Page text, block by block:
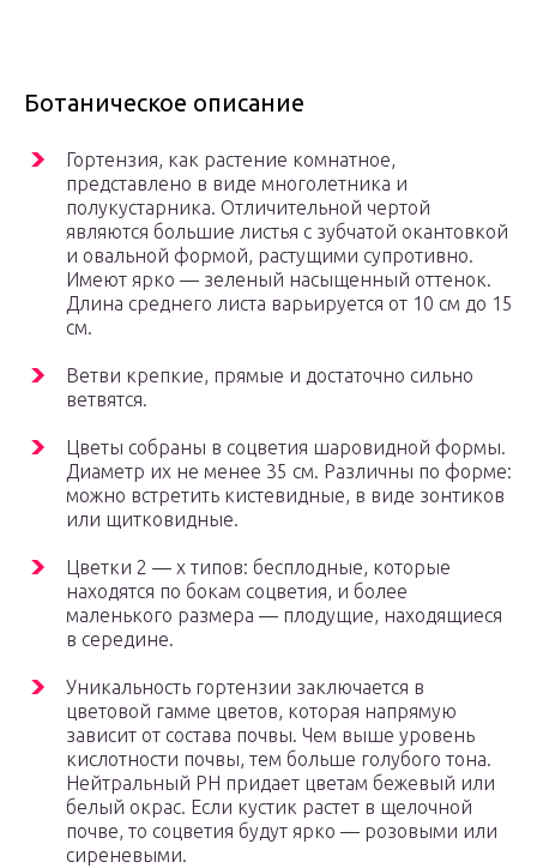
Ботаническое описание
Гортензия, как растение комнатное,
представлено в виде многолетника и
полукустарника. Отличительной чертой
являются большие листья с зубчатой окантовкой
и овальной формой, растущими супротивно.
Имеют ярко — зеленый насыщенный оттенок.
Длина среднего листа варьируется от 10 см до 15
см.
Ветви крепкие, прямые и достаточно сильно
ветвятся.
Цветы собраны в соцветия шаровидной формы.
Диаметр их не менее 35 см. Различны по форме:
можно встретить кистевидные, в виде зонтиков
или щитковидные.
Цветки 2 — х типов: бесплодные, которые
находятся по бокам соцветия, и более
маленького размера — плодущие, находящиеся
в середине.
Уникальность гортензии заключается в
цветовой гамме цветов, которая напрямую
зависит от состава почвы. Чем выше уровень
кислотности почвы, тем больше голубого тона.
Нейтральный РН придает цветам бежевый или
белый окрас. Если кустик растет в щелочной
почве, то соцветия будут ярко — розовыми или
сиреневыми.